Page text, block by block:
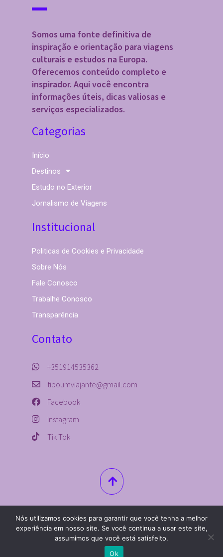
Somos uma fonte definitiva de
inspiração e orientação para viagens
culturais e estudos na Europa.
Oferecemos conteúdo completo e
inspirador. Aqui você encontra
informações úteis, dicas valiosas e
serviços especializados.
Categorias
Início
Destinos
Estudo no Exterior
Jornalismo de Viagens
Institucional
Politicas de Cookies e Privacidade
Sobre Nós
Fale Conosco
Trabalhe Conosco
Transparência
Contato
+351914535362
tipoumviajante@gmail.com
Facebook
Instagram
Tik Tok
© 2019 – 2021. Todos Os Direitos
Reservados
Nós utilizamos cookies para garantir que você tenha a melhor
experiência em nosso site. Se você continua a usar este site,
assumimos que você está satisfeito.
Ok